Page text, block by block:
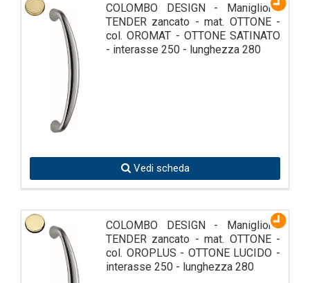
COLOMBO DESIGN - Maniglione
TENDER zancato - mat. OTTONE -
col. OROMAT - OTTONE SATINATO
- interasse 250 - lunghezza 280
Vedi scheda
COLOMBO DESIGN - Maniglione
TENDER zancato - mat. OTTONE -
col. OROPLUS - OTTONE LUCIDO -
interasse 250 - lunghezza 280